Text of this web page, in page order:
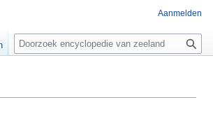
Aanmelden
Z
e